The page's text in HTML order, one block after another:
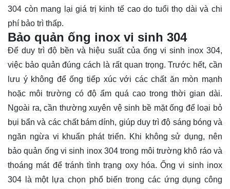
304 còn mang lại giá trị kinh tế cao do tuổi thọ dài và chi
phí bảo trì thấp.
Bảo quản ống inox vi sinh 304
Để duy trì độ bền và hiệu suất của ống vi sinh inox 304,
việc bảo quản đúng cách là rất quan trọng. Trước hết, cần
lưu ý không để ống tiếp xúc với các chất ăn mòn mạnh
hoặc môi trường có độ ẩm quá cao trong thời gian dài.
Ngoài ra, cần thường xuyên vệ sinh bề mặt ống để loại bỏ
bụi bẩn và các chất bám dính, giúp duy trì độ sáng bóng và
ngăn ngừa vi khuẩn phát triển. Khi không sử dụng, nên
bảo quản ống vi sinh inox 304 trong môi trường khô ráo và
thoáng mát để tránh tình trạng oxy hóa. Ống vi sinh inox
304 là một lựa chọn phổ biến trong các ứng dụng công